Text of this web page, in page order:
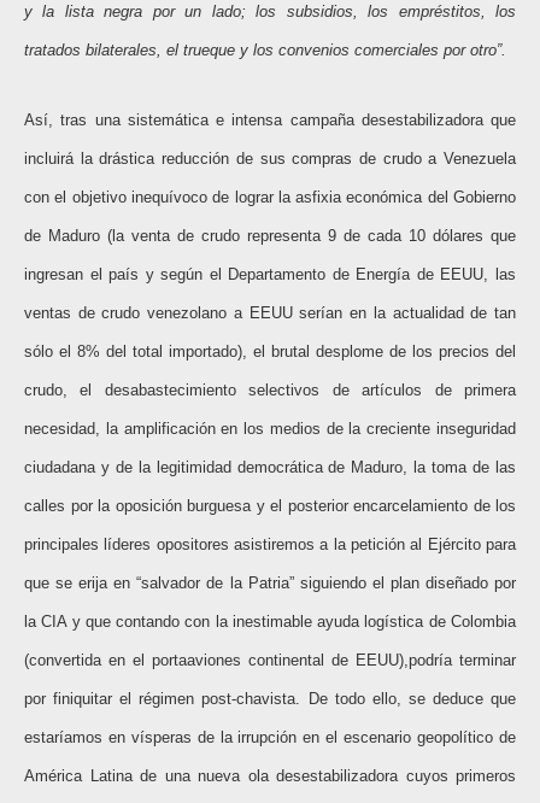
y la lista negra por un lado; los subsidios, los empréstitos, los
tratados bilaterales, el trueque y los convenios comerciales por otro”.
Así, tras una sistemática e intensa campaña desestabilizadora que
incluirá la drástica reducción de sus compras de crudo a Venezuela
con el objetivo inequívoco de lograr la asfixia económica del Gobierno
de Maduro (la venta de crudo representa 9 de cada 10 dólares que
ingresan el país y según el Departamento de Energía de EEUU, las
ventas de crudo venezolano a EEUU serían en la actualidad de tan
sólo el 8% del total importado), el brutal desplome de los precios del
crudo, el desabastecimiento selectivos de artículos de primera
necesidad, la amplificación en los medios de la creciente inseguridad
ciudadana y de la legitimidad democrática de Maduro, la toma de las
calles por la oposición burguesa y el posterior encarcelamiento de los
principales líderes opositores asistiremos a la petición al Ejército para
que se erija en “salvador de la Patria” siguiendo el plan diseñado por
la CIA y que contando con la inestimable ayuda logística de Colombia
(convertida en el portaaviones continental de EEUU),podría terminar
por finiquitar el régimen post-chavista. De todo ello, se deduce que
estaríamos en vísperas de la irrupción en el escenario geopolítico de
América Latina de una nueva ola desestabilizadora cuyos primeros